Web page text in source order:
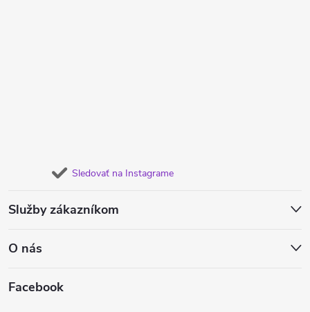
Sledovať na Instagrame
Služby zákazníkom
O nás
Facebook